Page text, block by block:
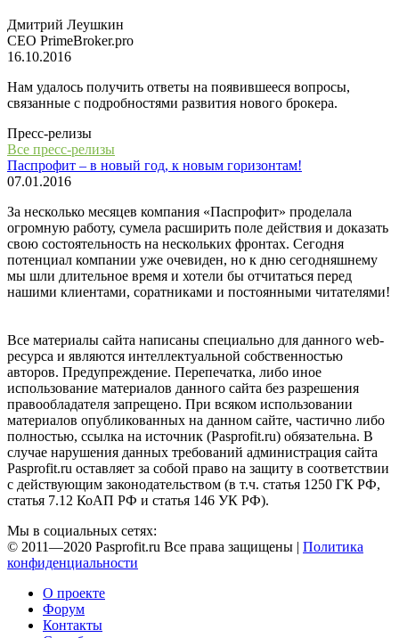
Дмитрий Леушкин
СЕО PrimeBroker.pro
16.10.2016
Нам удалось получить ответы на появившееся вопросы,
связанные с подробностями развития нового брокера.
Пресс-релизы
Все пресс-релизы
Паспрофит – в новый год, к новым горизонтам!
07.01.2016
За несколько месяцев компания «Паспрофит» проделала
огромную работу, сумела расширить поле действия и доказать
свою состоятельность на нескольких фронтах. Сегодня
потенциал компании уже очевиден, но к дню сегодняшнему
мы шли длительное время и хотели бы отчитаться перед
нашими клиентами, соратниками и постоянными читателями!
Все материалы сайта написаны специально для данного web-
ресурса и являются интеллектуальной собственностью
авторов. Предупреждение. Перепечатка, либо иное
использование материалов данного сайта без разрешения
правообладателя запрещено. При всяком использовании
материалов опубликованных на данном сайте, частично либо
полностью, ссылка на источник (Pasprofit.ru) обязательна. В
случае нарушения данных требований администрация сайта
Pasprofit.ru оставляет за собой право на защиту в соответствии
с действующим законодательством (в т.ч. статья 1250 ГК РФ,
статья 7.12 КоАП РФ и статья 146 УК РФ).
Мы в социальных сетях:
© 2011—2020 Pasprofit.ru Все права защищены | Политика
конфиденциальности
О проекте
Форум
Контакты